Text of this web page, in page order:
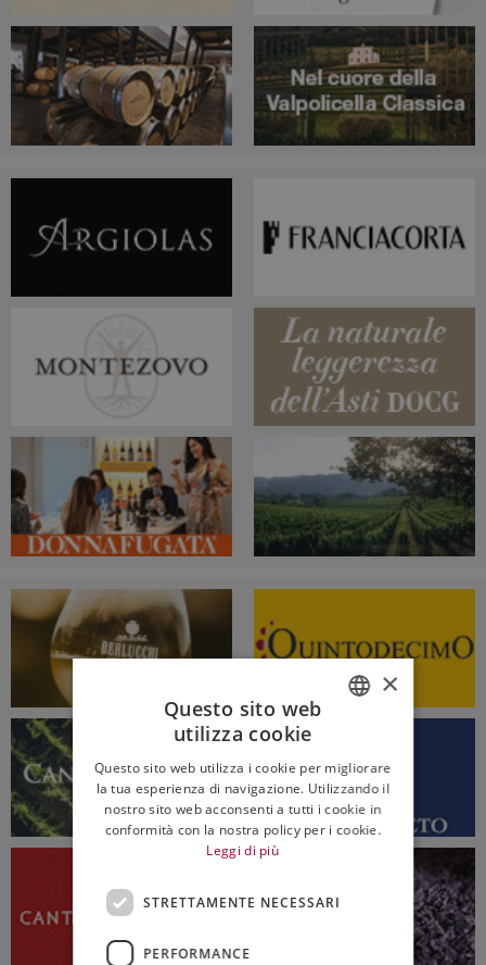
ENGLISH
×
Questo sito web
utilizza cookie
Questo sito web utilizza i cookie per migliorare
la tua esperienza di navigazione. Utilizzando il
nostro sito web acconsenti a tutti i cookie in
conformità con la nostra policy per i cookie.
Leggi di più
STRETTAMENTE NECESSARI
PERFORMANCE